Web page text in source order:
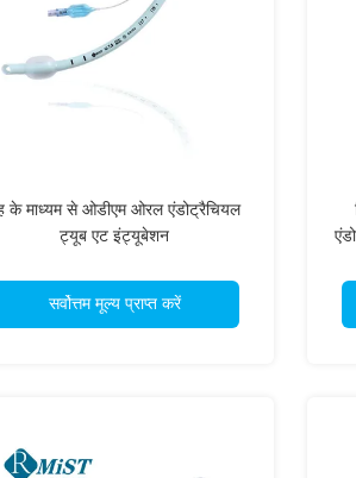
के माध्यम से ओडीएम ओरल एंडोट्रैचियल
ट्यूब एट इंट्यूबेशन
सर्वोत्तम मूल्य प्राप्त करें